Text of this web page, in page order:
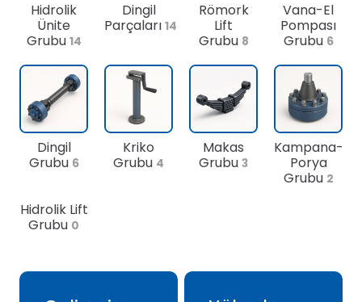
Hidrolik
Ünite
Grubu 14
Dingil
Parçaları 14
Römork
Lift
Grubu 8
Vana-El
Pompası
Grubu 6
Dingil
Grubu 6
Kriko
Grubu 4
Makas
Grubu 3
Kampana-
Porya
Grubu 2
Hidrolik Lift
Grubu 0